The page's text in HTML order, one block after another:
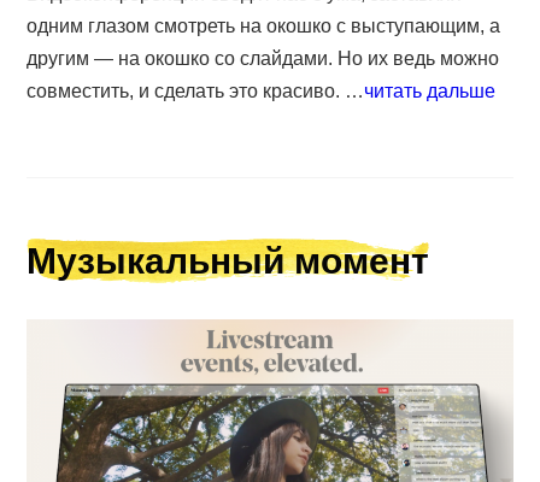
одним глазом смотреть на окошко с выступающим, а
другим — на окошко со слайдами. Но их ведь можно
совместить, и сделать это красиво. …читать дальше
Музыкальный момент